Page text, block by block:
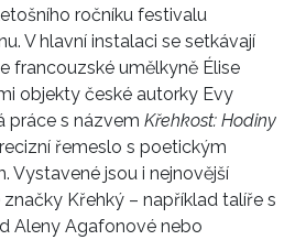
ročníku festivalu
V hlavní instalaci se setkávají
francouzské umělkyně Élise
objekty české autorky Evy
práce s názvem Křehkost: Hodiny
řemeslo s poetickým
Vystavené jsou i nejnovější
Křehký – například talíře s
Aleny Agafonové nebo